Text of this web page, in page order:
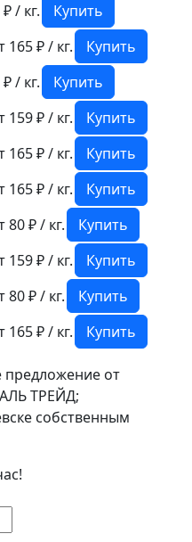
/ кг.
Купить
165 ₽ / кг.
Купить
/ кг.
Купить
159 ₽ / кг.
Купить
165 ₽ / кг.
Купить
165 ₽ / кг.
Купить
80 ₽ / кг.
Купить
159 ₽ / кг.
Купить
80 ₽ / кг.
Купить
165 ₽ / кг. Купить
предложение от
ТРЕЙД;
собственным